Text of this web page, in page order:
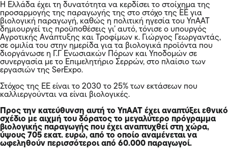
Η Ελλάδα έχει τη δυνατότητα να κερδίσει το στοίχημα της
προσαρμογής της παραγωγής της στο στόχο της ΕΕ για
βιολογική παραγωγή, καθώς η πολιτική ηγεσία του ΥπΑΑΤ
δημιουργεί τις προϋποθέσεις γι’ αυτό, τόνισε ο υπουργός
Αγροτικής Ανάπτυξης και Τροφίμων κ. Γιώργος Γεωργαντάς,
σε ομιλία του στην ημερίδα για τα βιολογικά προϊόντα που
διοργάνωσε η Γ.Γ Ενωσιακών Πόρων και Υποδομών σε
συνεργασία με το Επιμελητήριο Σερρών, στο πλαίσιο των
εργασιών της SerExpo.
Στόχος της ΕΕ είναι το 2030 το 25% των εκτάσεων που
καλλιεργούνται να είναι βιολογικές.
Προς την κατεύθυνση αυτή το ΥπΑΑΤ έχει αναπτύξει εθνικό
σχέδιο με αιχμή του δόρατος το μεγαλύτερο πρόγραμμα
βιολογικής παραγωγής που έχει αναπτυχθεί στη χώρα,
ύψους 705 εκατ. ευρώ, από το οποίο αναμένεται να
ωφεληθούν περισσότεροι από 60.000 παραγωγοί.